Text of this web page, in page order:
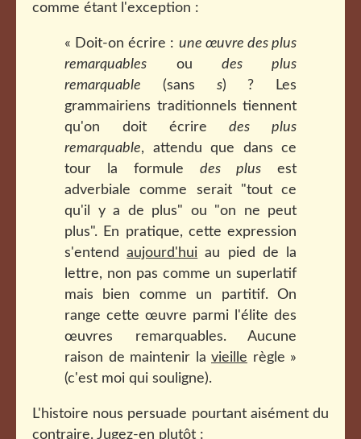
comme étant l'exception :
« Doit-on écrire : une œuvre des plus
remarquables oudes plus
remarquable (sans s) ? Les
grammairiens traditionnels tiennent
qu'on doit écriredes plus
remarquable, attendu que dans ce
tour la formule des plus est
adverbiale comme serait "tout ce
qu'il y a de plus" ou "on ne peut
plus". En pratique, cette expression
s'entendaujourd'hui au pied de la
lettre, non pas comme un superlatif
mais bien comme un partitif. On
range cette œuvre parmi l'élite des
œuvres remarquables. Aucune
raison de maintenir la vieille règle »
(c'est moi qui souligne).
L'histoire nous persuade pourtant aisément du
contraire. Jugez-en plutôt :